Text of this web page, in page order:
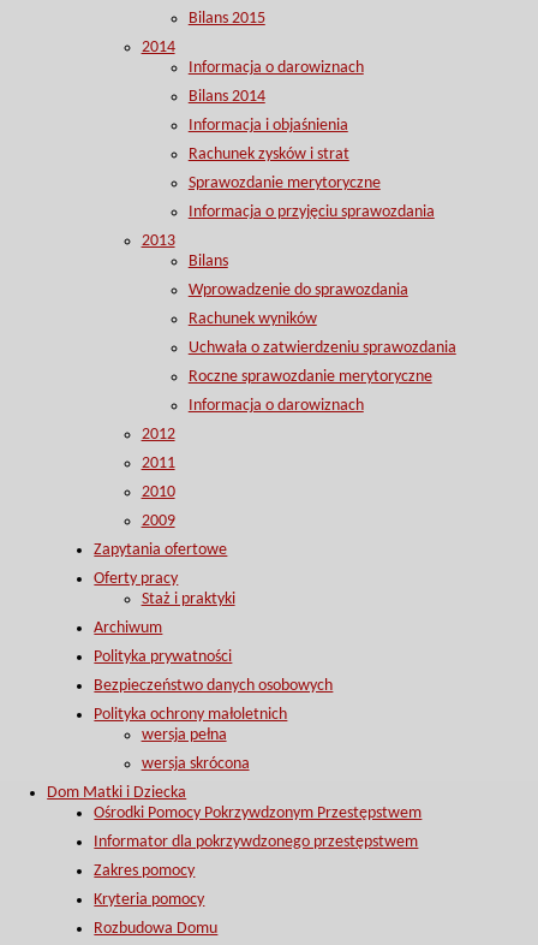
Bilans 2015
2014
Informacja o darowiznach
Bilans 2014
Informacja i objaśnienia
Rachunek zysków i strat
Sprawozdanie merytoryczne
Informacja o przyjęciu sprawozdania
2013
Bilans
Wprowadzenie do sprawozdania
Rachunek wyników
Uchwała o zatwierdzeniu sprawozdania
Roczne sprawozdanie merytoryczne
Informacja o darowiznach
2012
2011
2010
2009
Zapytania ofertowe
Oferty pracy
Staż i praktyki
Archiwum
Polityka prywatności
Bezpieczeństwo danych osobowych
Polityka ochrony małoletnich
wersja pełna
wersja skrócona
Dom Matki i Dziecka
Ośrodki Pomocy Pokrzywdzonym Przestępstwem
Informator dla pokrzywdzonego przestępstwem
Zakres pomocy
Kryteria pomocy
Rozbudowa Domu